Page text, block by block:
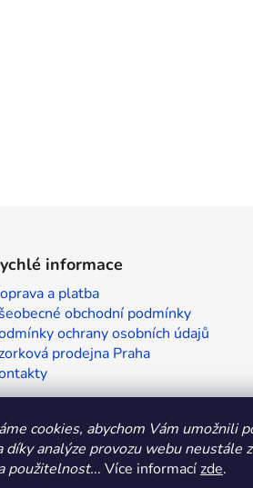
cookies, abychom Vám umožnili
díky analýze provozu webu neustále
použitelnost... Více informacízde.
informace
a platba
obchodní podmínky
ochrany osobních údajů
prodejna Praha